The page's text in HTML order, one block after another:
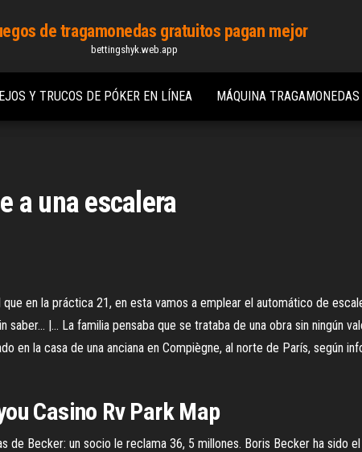
de tragamonedas gratuitos pagan mejor
bettingshyk.web.app
Y TRUCOS DE PÓKER EN LÍNEA MÁQUINA
a una escalera
en la práctica 21, en esta vamos a emplear el automático de
saber... |… La familia pensaba que se trataba de una obra sin ningún
en la casa de una anciana en Compiègne, al norte de París, según
Casino Rv Park Map
de Becker: un socio le reclama 36, 5 millones. Boris Becker ha sido